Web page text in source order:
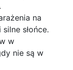
na
słońce.
w
nie są w